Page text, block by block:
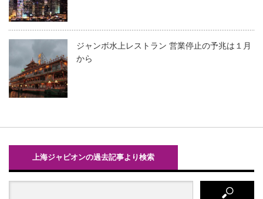
ジャンボ水上レストラン 営業停止の予兆は１月
から
上海ジャピオンの過去記事より検索